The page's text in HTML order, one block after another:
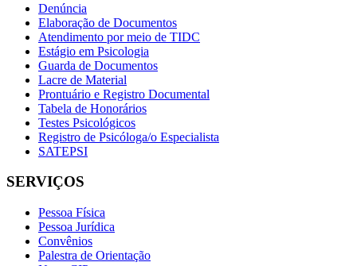
Denúncia
Elaboração de Documentos
Atendimento por meio de TIDC
Estágio em Psicologia
Guarda de Documentos
Lacre de Material
Prontuário e Registro Documental
Tabela de Honorários
Testes Psicológicos
Registro de Psicóloga/o Especialista
SATEPSI
SERVIÇOS
Pessoa Física
Pessoa Jurídica
Convênios
Palestra de Orientação